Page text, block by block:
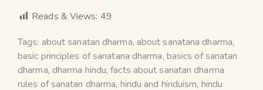
Reads & Views: 49
Tags: about sanatan dharma, about sanatana dharma,
basic principles of sanatana dharma, basics of sanatan
dharma, dharma hindu,facts about sanatan dharma
rules of sanatan dharma, hindu and hinduism, hindu